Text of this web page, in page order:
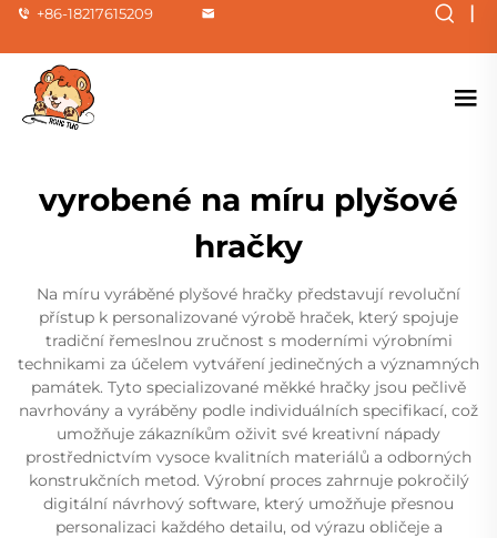
+86-18217615209 |
vyrobené na míru plyšové
hračky
Na míru vyráběné plyšové hračky představují revoluční
přístup k personalizované výrobě hraček, který spojuje
tradiční řemeslnou zručnost s moderními výrobními
technikami za účelem vytváření jedinečných a významných
památek. Tyto specializované měkké hračky jsou pečlivě
navrhovány a vyráběny podle individuálních specifikací, což
umožňuje zákazníkům oživit své kreativní nápady
prostřednictvím vysoce kvalitních materiálů a odborných
konstrukčních metod. Výrobní proces zahrnuje pokročilý
digitální návrhový software, který umožňuje přesnou
personalizaci každého detailu, od výrazu obličeje a